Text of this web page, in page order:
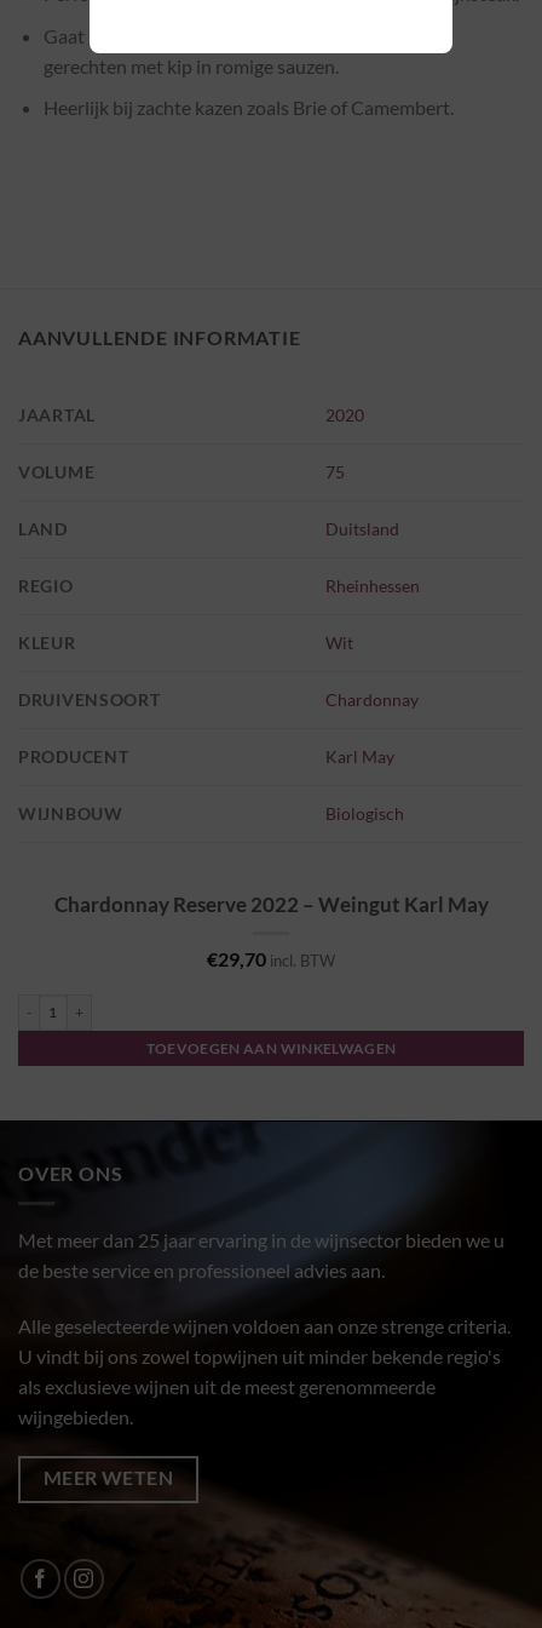
Gaat goed samen met romige pasta’s, risotto’s, of
gerechten met kip in romige sauzen.
Heerlijk bij zachte kazen zoals Brie of Camembert.
AANVULLENDE INFORMATIE
JAARTAL 2020
VOLUME 75
LAND Duitsland
REGIO Rheinhessen
KLEUR Wit
DRUIVENSOORT Chardonnay
PRODUCENT Karl May
WIJNBOUW Biologisch
Chardonnay Reserve 2022 – Weingut Karl May
€29,70 incl. BTW
TOEVOEGEN AAN WINKELWAGEN
OVER ONS
Met meer dan 25 jaar ervaring in de wijnsector bieden we u
de beste service en professioneel advies aan.
Alle geselecteerde wijnen voldoen aan onze strenge criteria.
U vindt bij ons zowel topwijnen uit minder bekende regio's
als exclusieve wijnen uit de meest gerenommeerde
wijngebieden.
MEER WETEN